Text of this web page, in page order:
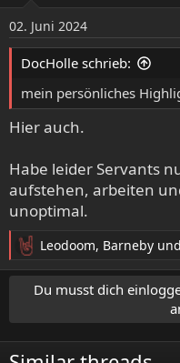
o
n
e
n
02. Juni 2024
DocHolle schrieb:
mein persönliches
Hier auch.
Habe leider Servants
aufstehen, arbeiten
unoptimal.
R
e
t
i
o
Leodoom, Barneby und
Du musst dich